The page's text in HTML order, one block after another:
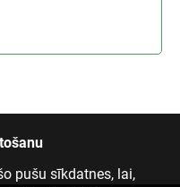
pušu sīkdatnes, lai,